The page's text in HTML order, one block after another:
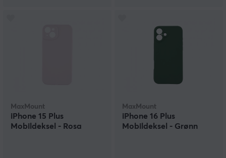
MaxMount
iPhone 15 Plus
Mobildeksel - Rosa
MaxMount
iPhone 16 Plus
Mobildeksel - Grønn